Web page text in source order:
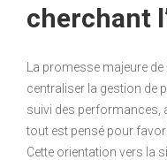
cherchant
La promesse majeure de
centraliser la gestion de
suivi des performances,
tout est pensé pour
Cette orientation vers la